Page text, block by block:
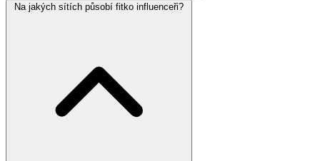
Na jakých sítích působí fitko influenceři?